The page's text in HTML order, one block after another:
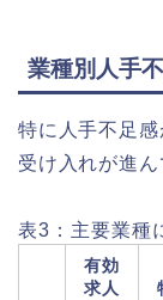
業種別人手
特に人手不足
受け入れが進ん
表3：主要業種
有効
求人